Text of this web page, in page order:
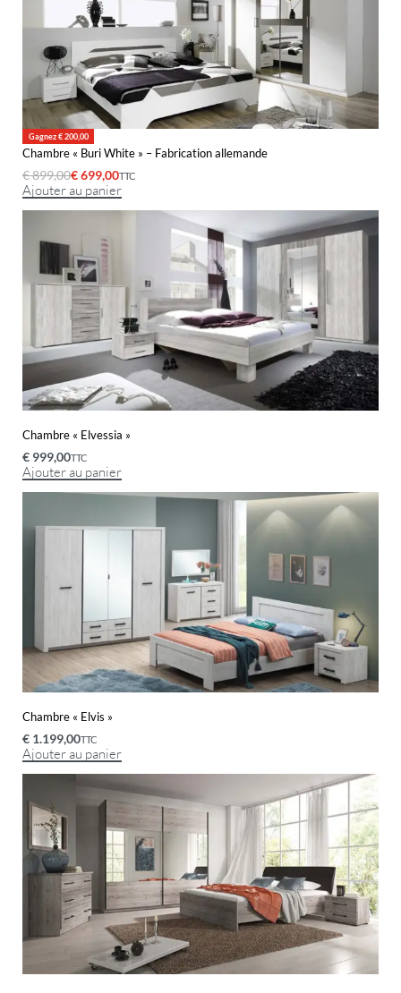
Gagnez € 200,00
Chambre « Buri White » – Fabrication allemande
€899,00€699,00TTC
Ajouter au panier
Chambre « Elvessia »
€ 999,00TTC
Ajouter au panier
Chambre « Elvis »
€ 1.199,00TTC
Ajouter au panier